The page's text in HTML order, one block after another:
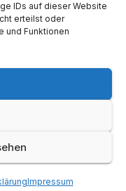
IDs auf dieser Website
erteilst oder
und Funktionen
Impressum
24